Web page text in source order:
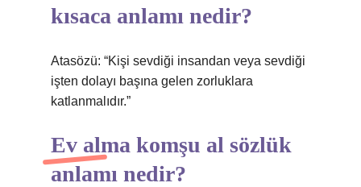
kısaca anlamı nedir?
Atasözü: “Kişi sevdiği insandan veya sevdiği
işten dolayı başına gelen zorluklara
katlanmalıdır.”
Ev alma komşu al sözlük
anlamı nedir?